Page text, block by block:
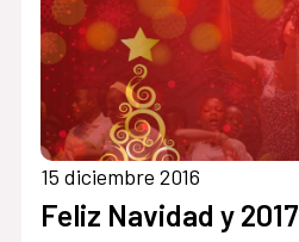
15 diciembre 2016
Feliz Navidad y 2017